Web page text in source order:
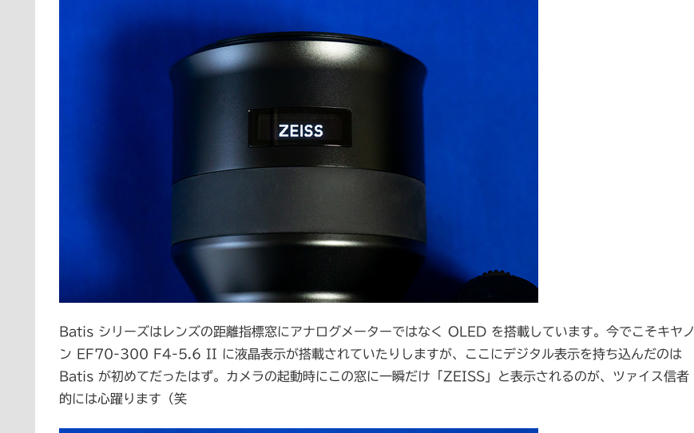
Batis シリーズはレンズの距離指標窓にアナログメーターではなく OLED を搭載しています。今でこそキヤノ
ン EF70-300 F4-5.6 II に液晶表示が搭載されていたりしますが、ここにデジタル表示を持ち込んだのは
Batis が初めてだったはず。カメラの起動時にこの窓に一瞬だけ「ZEISS」と表示されるのが、ツァイス信者
的には心躍ります（笑